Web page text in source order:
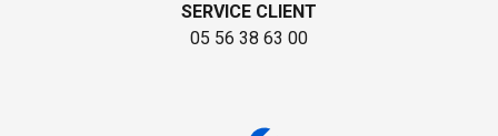
SERVICE CLIENT
05 56 38 63 00